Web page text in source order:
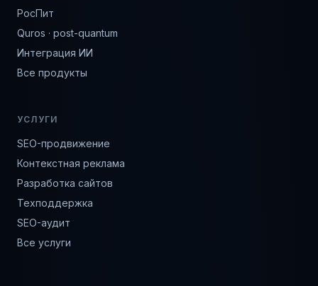
РосПит
Quros · post-quantum
Интеграция ИИ
Все продукты
УСЛУГИ
SEO-продвижение
Контекстная реклама
Разработка сайтов
Техподдержка
SEO-аудит
Все услуги